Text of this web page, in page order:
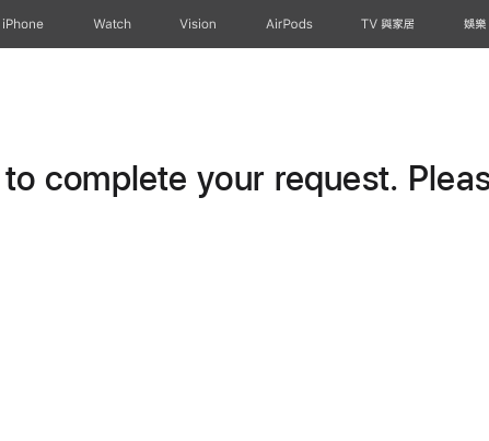
iPhone Watch Vision AirPods TV 與家居 娛樂
complete your request.